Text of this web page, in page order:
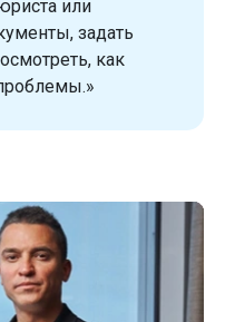
или
задать
как